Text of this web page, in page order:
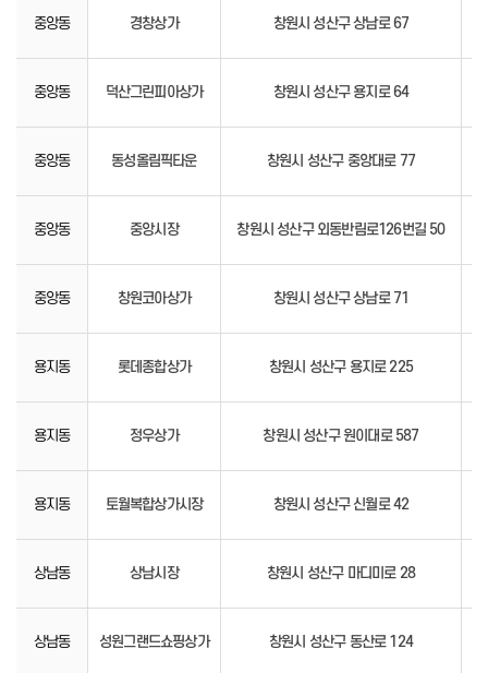
중앙동 경창상가 창원시 성산구 상남로 67
중앙동 덕산그린피아상가 창원시 성산구 용지로 64
중앙동 동성올림픽타운 창원시 성산구 중앙대로 77
중앙동 중앙시장 창원시 성산구 외동반림로126번길 50
중앙동 창원코아상가 창원시 성산구 상남로 71
용지동 롯데종합상가 창원시 성산구 용지로 225
용지동 정우상가 창원시 성산구 원이대로 587
용지동 토월복합상가시장 창원시 성산구 신월로 42
상남동 상남시장 창원시 성산구 마디미로 28
상남동 성원그랜드쇼핑상가 창원시 성산구 동산로 124